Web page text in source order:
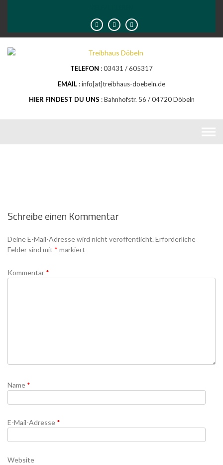
TELEFON
03431 / 605317
EMAIL info[at]treibhaus-doebeln.de
HIER FINDEST DU UNS
Bahnhofstr. 56 / 04720 Döbeln
Schreibe einen Kommentar
Deine E-Mail-Adresse wird nicht veröffentlicht.Erforderliche
Felder sind mit * markiert
Kommentar *
Name *
E-Mail-Adresse *
Website